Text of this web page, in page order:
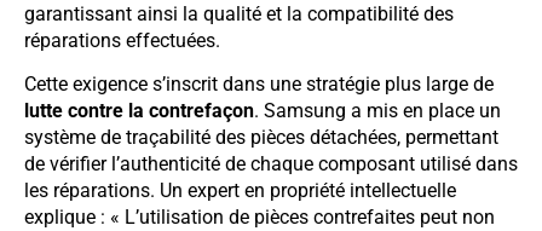
garantissant ainsi la qualité et la compatibilité des
réparations effectuées.
Cette exigence s’inscrit dans une stratégie plus large de
lutte contre la contrefaçon. Samsung a mis en place un
système de traçabilité des pièces détachées, permettant
de vérifier l’authenticité de chaque composant utilisé dans
les réparations. Un expert en propriété intellectuelle
explique : « L’utilisation de pièces contrefaites peut non